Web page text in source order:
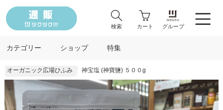
検索 カート グループ
カテゴリー ショップ 特集
オーガニック広場ひふみ 神宝塩 (神寶鹽) ５００g